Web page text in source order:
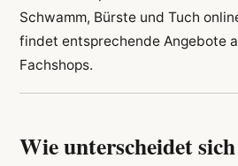
Schwamm, Bürste und Tuch
findet entsprechende Angebote
Fachshops.
Wie unterscheidet